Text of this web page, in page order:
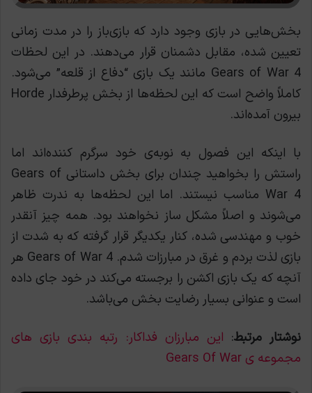
بخش‌هایی در بازی وجود دارد که بازی‌باز را در مدت زمانی
تعیین شده، مقابل دشمنان قرار می‌دهند. در این لحظات
Gears of War 4 مانند یک بازی “دفاع از قلعه” می‌شود.
کاملاً واضح است که این لحظه‌ها از بخش پرطرفدار Horde
بیرون آمده‌اند.
با اینکه این فصول به نوبه‌ی خود سرگرم کننده‌اند اما
راستش را بخواهید چندان برای بخش داستانی Gears of
War 4 مناسب نیستند. اما این لحظه‌ها به ندرت ظاهر
می‌شوند و اصلاً مشکل ساز نخواهند بود. همه چیز آنقدر
خوب و مهندسی شده، کنار یکدیگر قرار گرفته که به شدت از
بازی لذت بردم و غرق در مبارزات شدم. Gears of War 4 هر
آنچه که یک بازی اکشن را برجسته می‌کند در خود جای داده
است و عنوانی بسیار رضایت بخش می‌باشد.
نوشتار مرتبط: این مبارزان فداکار: رتبه بندی بازی های
مجموعه ی Gears Of War